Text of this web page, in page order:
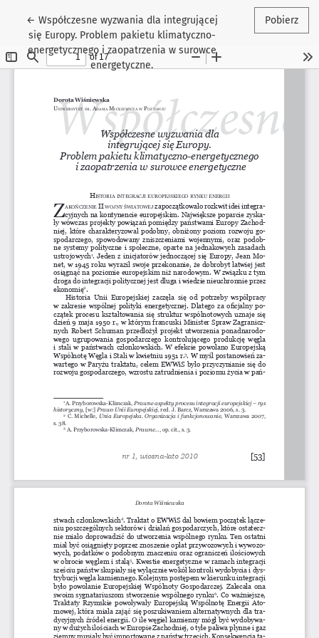
← Wróć do szczegółów artykułu
Współczesne wyzwania dla integrującej
się Europy. Problem pakietu klimatyczno-
energetycznego i zaopatrzenia w surowce
energetyczne.
Pobierz